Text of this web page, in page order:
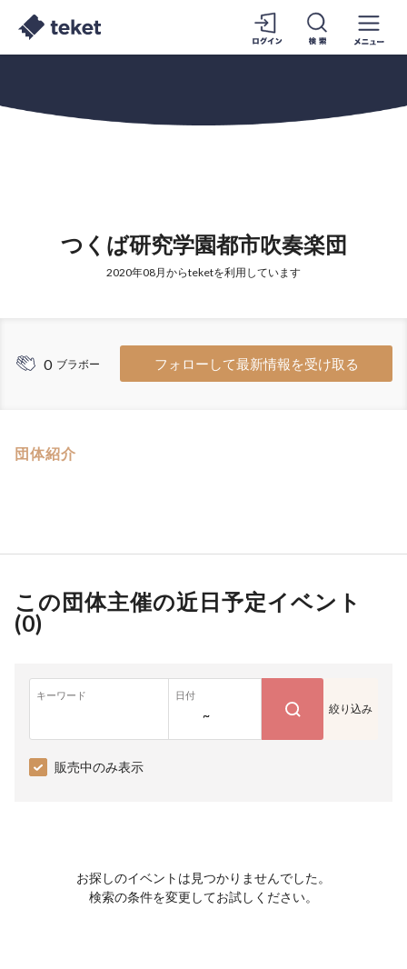
つくば研究学園都市吹奏楽団
2020年08月からteketを利用しています
0 ブラボー フォローして最新情報を受け取る
団体紹介
この団体主催の近日予定イベント
(0)
キーワード 日付
~ 絞り込み
販売中のみ表示
お探しのイベントは見つかりませんでした。
検索の条件を変更してお試しください。